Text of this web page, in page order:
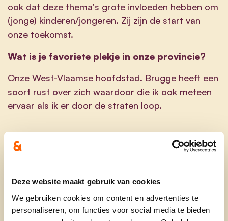
Deze website maakt gebruik van cookies
We gebruiken cookies om content en advertenties te
personaliseren, om functies voor social media te bieden
ook dat deze thema's grote invloeden hebben om
(jonge) kinderen/jongeren. Zij zijn de start van
onze toekomst.
Wat is je favoriete plekje in onze provincie?
Onze West-Vlaamse hoofdstad. Brugge heeft een
soort rust over zich waardoor die ik ook meteen
ervaar als ik er door de straten loop.
@lore.appels.5